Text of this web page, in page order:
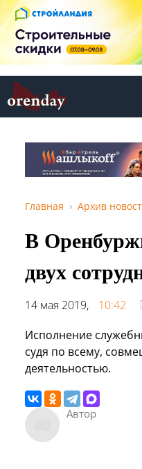
Главная Архив
В
двух
14 мая 2019, 10:42
Исполнение
судя по всему,
деятельностью.
Автор